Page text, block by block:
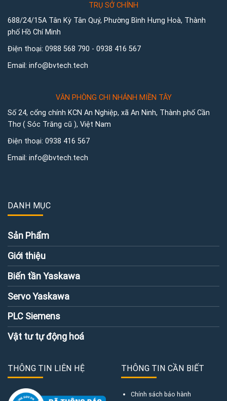
TRỤ SỞ CHÍNH
688/24/15A Tân Kỳ Tân Quý, Phường Bình Hưng Hoà, Thành
phố Hồ Chí Minh
Điện thoại: 0988 568 790 - 0938 416 567
Email: info@bvtech.tech
VĂN PHÒNG CHI NHÁNH MIỀN TÂY
Số 24, cổng chính KCN An Nghiệp, xã An Ninh, Thành phố Cần
Thơ ( Sóc Trăng cũ ), Việt Nam
Điện thoại: 0938 416 567
Email: info@bvtech.tech
DANH MỤC
Sản Phẩm
Giới thiệu
Biến tần Yaskawa
Servo Yaskawa
PLC Siemens
Vật tư tự động hoá
THÔNG TIN LIÊN HỆ THÔNG TIN CẦN BIẾT
Chính sách bảo hành